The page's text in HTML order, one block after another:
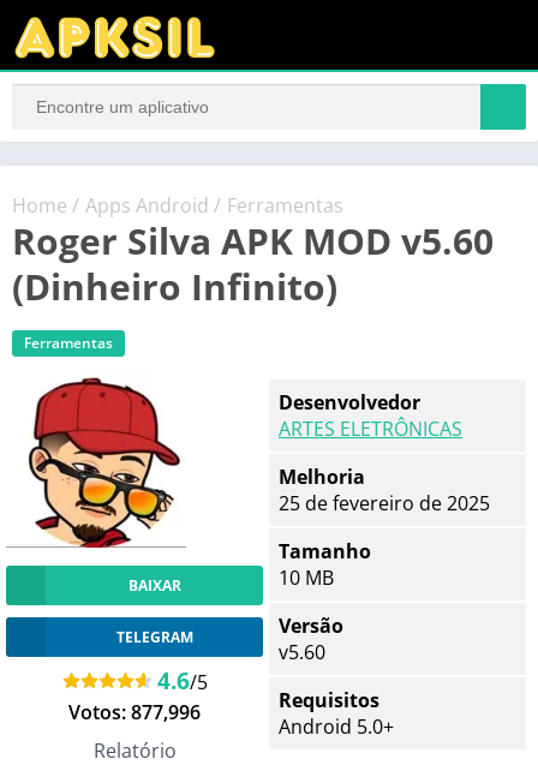
Home / Apps Android / Ferramentas
Roger Silva APK MOD v5.60
(Dinheiro Infinito)
Ferramentas
BAIXAR
TELEGRAM
4.6/5
Votos:877,996
Relatório
Desenvolvedor
ARTES ELETRÔNICAS
Melhoria
25 de fevereiro de 2025
Tamanho
10 MB
Versão
v5.60
Requisitos
Android 5.0+